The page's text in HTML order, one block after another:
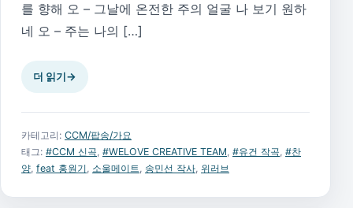
를 향해 오 – 그날에 온전한 주의 얼굴 나 보기 원하
네 오 – 주는 나의 […]
더 읽기→
카테고리: CCM/팝송/가요
태그: #CCM 신곡, #WELOVE CREATIVE TEAM, #유건 작곡, #찬
양, feat 홍원기, 소울메이트, 송민선 작사, 위러브